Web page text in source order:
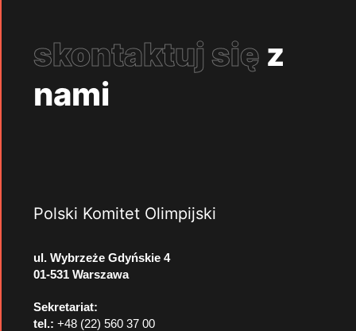
skontaktuj się z
nami
Polski Komitet Olimpijski
ul. Wybrzeże Gdyńskie 4
01-531 Warszawa
Sekretariat:
tel.: +48 (22) 560 37 00